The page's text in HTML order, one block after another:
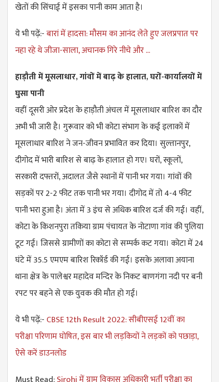
खेतों की सिंचाई में इसका पानी काम आता है।
ये भी पढ़ें:-बारां में हादसा: मौसम का आनंद लेते हुए जलप्रपात पर
नहा रहे थे जीजा-साला, अचानक गिरे नीचे और ...
हाड़ौती में मूसलाधार, गांवों में बाढ़ के हालात, घरों-कार्यालयों में
घुसा पानी
वहीं दूसरी ओर प्रदेश के हाड़ौती अंचल में मूसलाधार बारिश का दौर
अभी भी जारी है। गुरूवार को भी कोटा संभाग के कई इलाकों में
मूसलाधार बारिश ने जन-जीवन प्रभावित कर दिया। सुल्तानपुर,
दीगोद में भारी बारिश से बाढ़ के हालात हो गए। घरों, स्कूलों,
सरकारी दफ्तरों, अदालत जैसे स्थानों में पानी भर गया। गांवों की
सड़कों पर 2-2 फीट तक पानी भर गया। दीगोद में तो 4-4 फीट
पानी भरा हुआ है। अंता में 3 इंच से अधिक बारिश दर्ज की गई। वहीं,
कोटा के किशनपुरा तकिया ग्राम पंचायत के नोटाणा गांव की पुलिया
टूट गई। जिससे ग्रामीणों का कोटा से सम्पर्क कट गया। कोटा में 24
घंटे में 35.5 एमएम बारिश रिकॉर्ड की गई। इसके अलावा अयाना
थाना क्षेत्र के पालेश्वर महादेव मन्दिर के निकट बाणगंगा नदी पर बनी
रपट पर बहने से एक युवक की मौत हो गई।
ये भी पढ़ें:- CBSE 12th Result 2022: सीबीएसई 12वीं का
परीक्षा परिणाम घोषित, इस बार भी लड़कियों ने लड़कों को पछाड़ा,
ऐसे करें डाउनलोड